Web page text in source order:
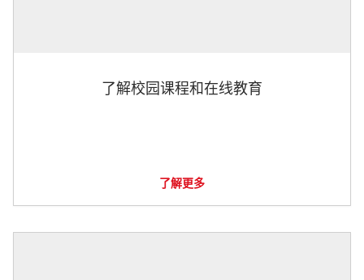
了解校园课程和在线教育
了解更多